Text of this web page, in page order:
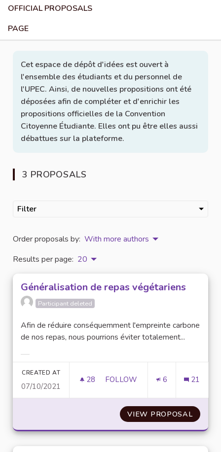
OFFICIAL PROPOSALS
PAGE
Cet espace de dépôt d'idées est ouvert à
l'ensemble des étudiants et du personnel de
l'UPEC. Ainsi, de nouvelles propositions ont été
déposées afin de compléter et d'enrichir les
propositions officielles de la Convention
Citoyenne Étudiante. Elles ont pu être elles aussi
débattues sur la plateforme.
3 PROPOSALS
Filter
Order proposals by: With more authors
Results per page: 20
Généralisation de repas végétariens
Participant deleted
Afin de réduire conséquemment l'empreinte carbone
de nos repas, nous pourrions éviter totalement...
CREATED AT
07/10/2021
28 28 FOLLOWERS
FOLLOW 6 21
VIEW PROPOSAL